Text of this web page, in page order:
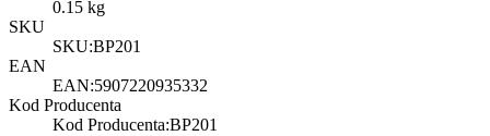
0.15 kg
SKU
SKU:BP201
EAN
EAN:5907220935332
Kod Producenta
Kod Producenta:BP201